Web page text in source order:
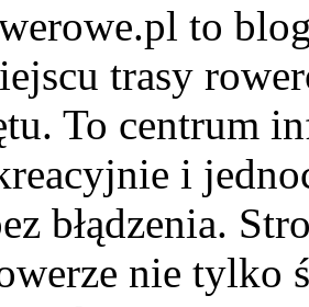
to
trasy
To centrum
i
błądzenia.
nie tylko